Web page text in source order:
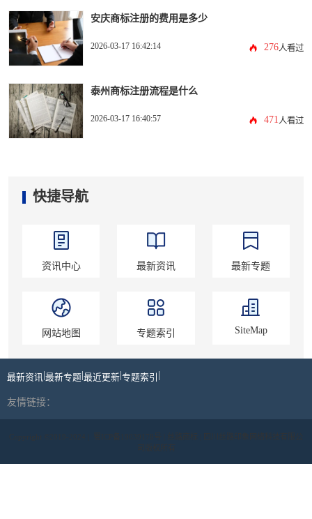
安庆商标注册的费用是多少
2026-03-17 16:42:14 276人看过
泰州商标注册流程是什么
2026-03-17 16:40:57 471人看过
快捷导航
资讯中心 最新资讯 最新专题
网站地图 专题索引 SiteMap
最新资讯 最新专题 最近更新 专题索引
友情链接：